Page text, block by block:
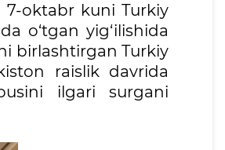
7-oktabr kuni Turkiy
o‘tgan yig‘ilishida
birlashtirgan Turkiy
raislik davrida
ilgari surgani